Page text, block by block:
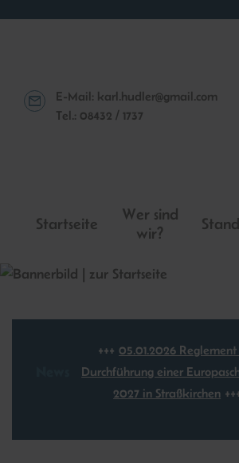
E-Mail: karl.hudler@gmail.com
Tel.: 08432 / 1737
Startseite
Wer sind
wir?
05.​01.​2026
Durchführung einer
2027 in Straßkirchen